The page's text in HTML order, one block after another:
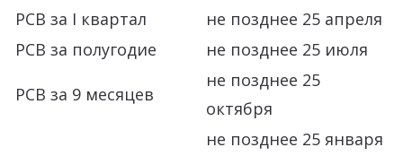
РСВ за I квартал
не позднее 25 апреля
РСВ за полугодие
не позднее 25 июля
РСВ за 9 месяцев
не позднее 25
октября
не позднее 25 января